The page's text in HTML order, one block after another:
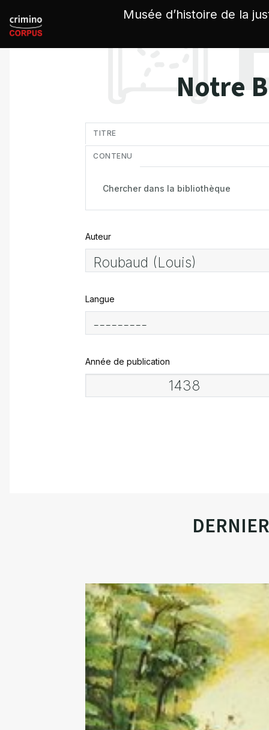
Musée d’histoire de la
Notre
TITRE
CONTENU
Auteur
Langue
Année de publication
Panneau de gestion des cookies